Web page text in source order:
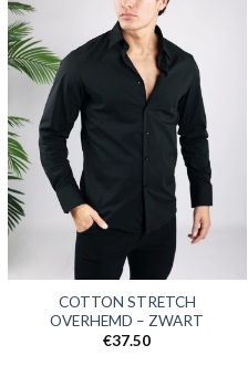
COTTON STRETCH
OVERHEMD – ZWART
€37.50